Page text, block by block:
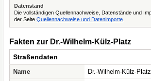
Datenstand
Die vollständigen Quellennachweise, Datenstände und
der Seite Quellennachweise und Datenimporte
Fakten zur Dr.-Wilhelm-Külz-Platz
Straßendaten
Name
Dr.-Wilhelm-Külz-Platz